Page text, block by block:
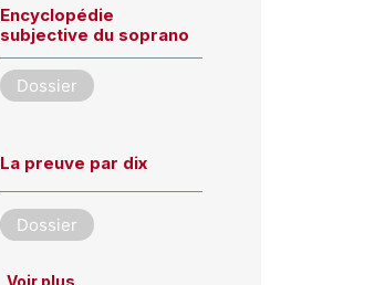
Encyclopédie
subjective du soprano
Dossier
La preuve par dix
Dossier
Voir plus